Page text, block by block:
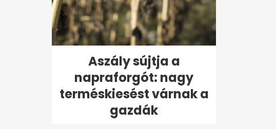
Aszály sújtja a
napraforgót: nagy
terméskiesést várnak a
gazdák